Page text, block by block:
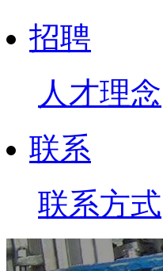
招聘
人才理念
联系
联系方式